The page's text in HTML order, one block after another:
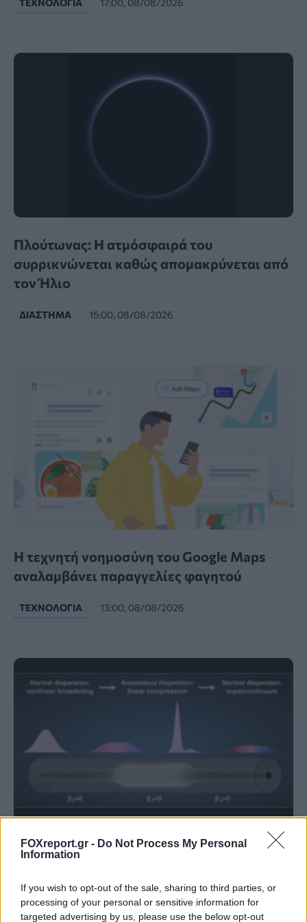
FOXreport.gr - Do Not Process My Personal
Information
If you wish to opt-out of the sale, sharing to third parties, or
processing of your personal or sensitive information for
targeted advertising by us, please use the below opt-out
Πλούτωνας: Η ατμόσφαιρά του
συρρικνώνεται καθώς απομακρύνεται από
τον Ήλιο
ΔΙΆΣΤΗΜΑ 15:00, 08/08/2026
Η τεχνητή νοημοσύνη του Google Maps
αναλαμβάνει παραγγελίες φαγητού
ΤΕΧΝΟΛΟΓΊΑ 13:00, 08/08/2026
Νέα τεχνική διπλασιάζει το φάσμα
ΕΠΙΣΤΉΜΗ 11:00, 08/08/2026